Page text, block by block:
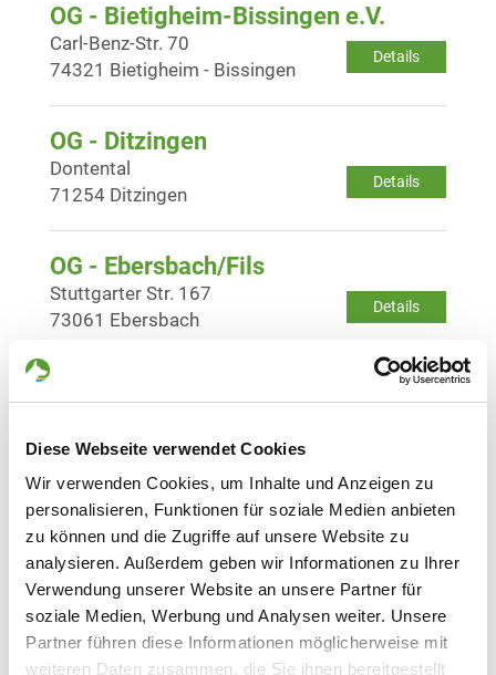
Diese Webseite verwendet Cookies
Wir verwenden Cookies, um Inhalte und Anzeigen zu
personalisieren, Funktionen für soziale Medien anbieten
zu können und die Zugriffe auf unsere Website zu
analysieren. Außerdem geben wir Informationen zu Ihrer
Verwendung unserer Website an unsere Partner für
soziale Medien, Werbung und Analysen weiter. Unsere
Partner führen diese Informationen möglicherweise mit
weiteren Daten zusammen, die Sie ihnen bereitgestellt
OG - Bietigheim-Bissingen e.V.
Details
Carl-Benz-Str. 70
74321 Bietigheim - Bissingen
OG - Ditzingen
Details
Dontental
71254 Ditzingen
OG - Ebersbach/Fils
Details
Stuttgarter Str. 167
73061 Ebersbach
70771 Leinfelden-Echterdingen
OG - Esslingen/Neckar
Details
Amselweg 12
73730 Esslingen
OG - Fellbach
Im Erbach